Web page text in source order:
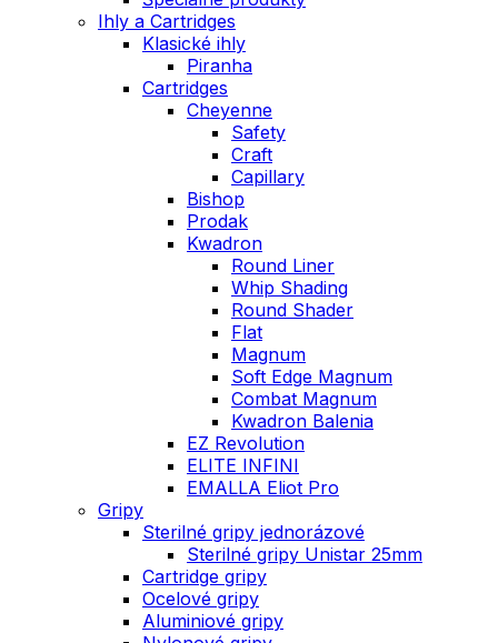
Ihly a Cartridges
Klasické ihly
Piranha
Cartridges
Cheyenne
Safety
Craft
Capillary
Bishop
Prodak
Kwadron
Round Liner
Whip Shading
Round Shader
Flat
Magnum
Soft Edge Magnum
Combat Magnum
Kwadron Balenia
EZ Revolution
ELITE INFINI
EMALLA Eliot Pro
Gripy
Sterilné gripy jednorázové
Sterilné gripy Unistar 25mm
Cartridge gripy
Ocelové gripy
Aluminiové gripy